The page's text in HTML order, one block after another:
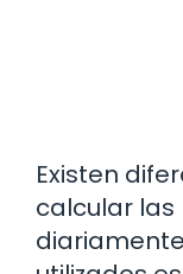
Existen
calcular